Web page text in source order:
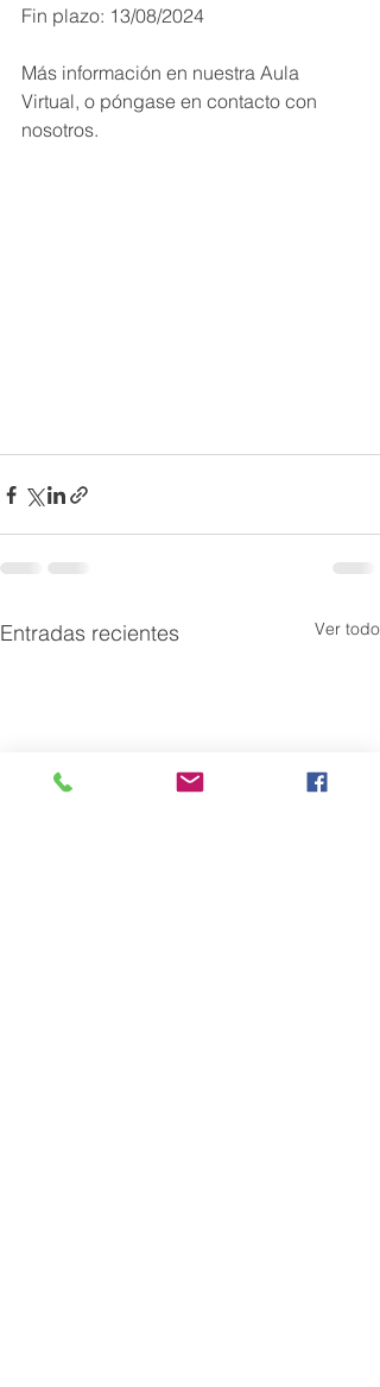
Fin plazo: 13/08/2024
Más información en nuestra Aula
Virtual, o póngase en contacto con
nosotros.
Entradas recientes Ver todo